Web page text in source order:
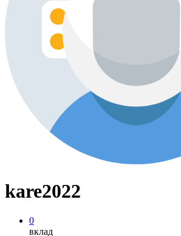
kare2022
0
вклад